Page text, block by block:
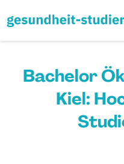
Bachelor
Kiel: